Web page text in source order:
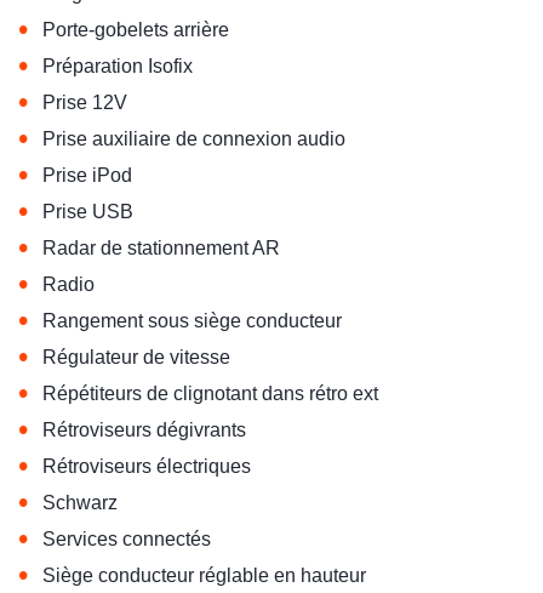
• Porte-gobelets arrière
• Préparation Isofix
• Prise 12V
• Prise auxiliaire de connexion audio
• Prise iPod
• Prise USB
• Radar de stationnement AR
• Radio
• Rangement sous siège conducteur
• Régulateur de vitesse
• Répétiteurs de clignotant dans rétro ext
• Rétroviseurs dégivrants
• Rétroviseurs électriques
• Schwarz
• Services connectés
• Siège conducteur réglable en hauteur